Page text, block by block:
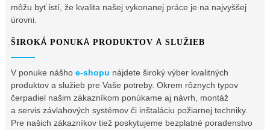
môžu byť istí, že kvalita našej vykonanej práce je na najvyššej
úrovni.
ŠIROKÁ PONUKA PRODUKTOV A SLUŽIEB
V ponuke nášho e-shopu nájdete široký výber kvalitných
produktov a služieb pre Vaše potreby. Okrem rôznych typov
čerpadiel našim zákazníkom ponúkame aj návrh, montáž
a servis závlahových systémov či inštaláciu požiarnej techniky.
Pre našich zákazníkov tiež poskytujeme bezplatné poradenstvo